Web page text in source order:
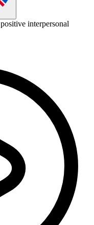
interpersonal